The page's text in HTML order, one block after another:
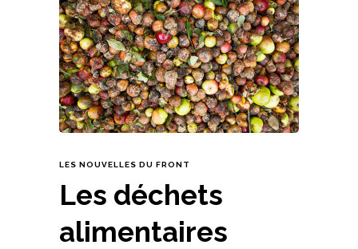
LES NOUVELLES DU FRONT
Les déchets
alimentaires